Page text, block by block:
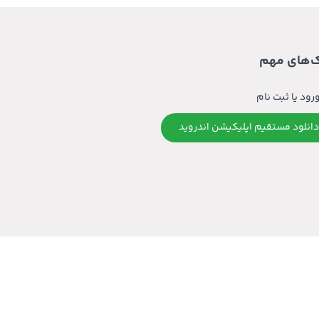
مهم
ورود یا ثبت نام
دانلود مستقیم اپلیکیشن اندروید